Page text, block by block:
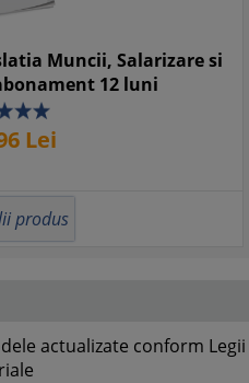
Muncii, Salarizare si
12 luni
Lei
produs
actualizate conform Legii